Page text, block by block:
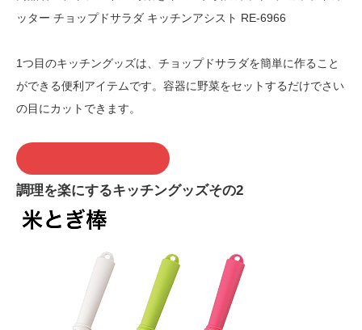
ッター チョップドサラダ キッチンアシスト RE-6966
1つ目のキッチングッズは、チョップドサラダを簡単に作ること
ができる便利アイテムです。容器に野菜をセットするだけでさい
の目にカットできます。
調理を楽にするキッチングッズその2